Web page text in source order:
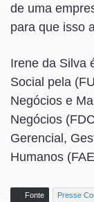
de uma
para que isso
Irene da Silva
Social pela
Negócios e
Negócios
Gerencial,
Humanos
Fonte Presse